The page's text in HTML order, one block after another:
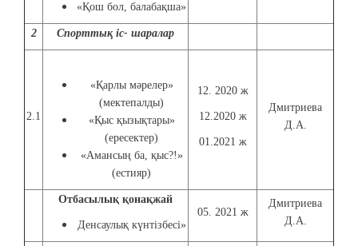
«Қош бол, балабақша»
2 Спорттық іс- шаралар
2.1
«Қарлы мәрелер»
(мектепалды)
«Қыс қызықтары»
(ересектер)
«Амансың ба, қыс?!»
(естияр)
12. 2020 ж
12.2020 ж
01.2021 ж
Дмитриева
Д.А.
Отбасылық қонақжай
Денсаулық күнтізбесі»
05. 2021 ж
Дмитриева
Д.А.